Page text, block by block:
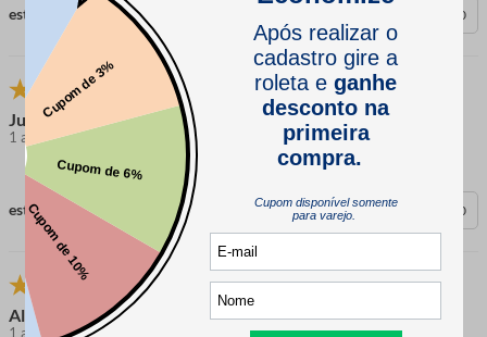
esta avaliação foi útil? 0
Juliana
1 ano atrás comprador verificado
esta avaliação foi útil? 0 0
Alessandra
1 ano atrás comprador verificado